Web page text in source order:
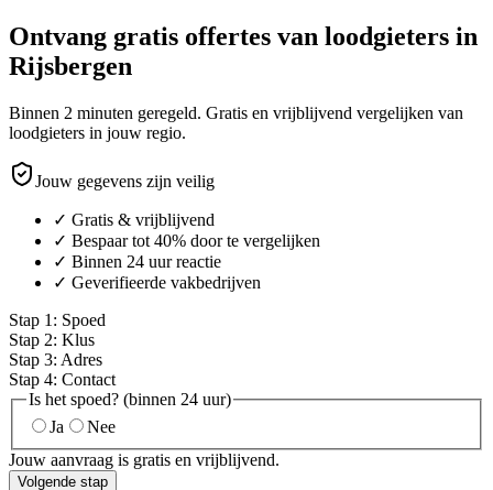
Ontvang gratis offertes van loodgieters in
Rijsbergen
Binnen 2 minuten geregeld. Gratis en vrijblijvend vergelijken van
loodgieters in jouw regio.
Jouw gegevens zijn veilig
✓ Gratis & vrijblijvend
✓ Bespaar tot 40% door te vergelijken
✓ Binnen 24 uur reactie
✓ Geverifieerde vakbedrijven
Stap 1 : Spoed
Stap 2: Klus
Stap 3: Adres
Stap 4: Contact
Is het spoed? (binnen 24 uur)
Ja
Nee
Jouw aanvraag is gratis en vrijblijvend.
Volgende stap